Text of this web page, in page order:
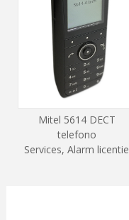
Mitel 5614 DECT
telefono
Services, Alarm licentie